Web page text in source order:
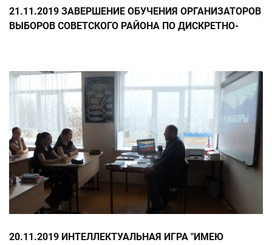
21.11.2019 ЗАВЕРШЕНИЕ ОБУЧЕНИЯ ОРГАНИЗАТОРОВ
ВЫБОРОВ СОВЕТСКОГО РАЙОНА ПО ДИСКРЕТНО-
20.11.2019 ИНТЕЛЛЕКТУАЛЬНАЯ ИГРА "ИМЕЮ